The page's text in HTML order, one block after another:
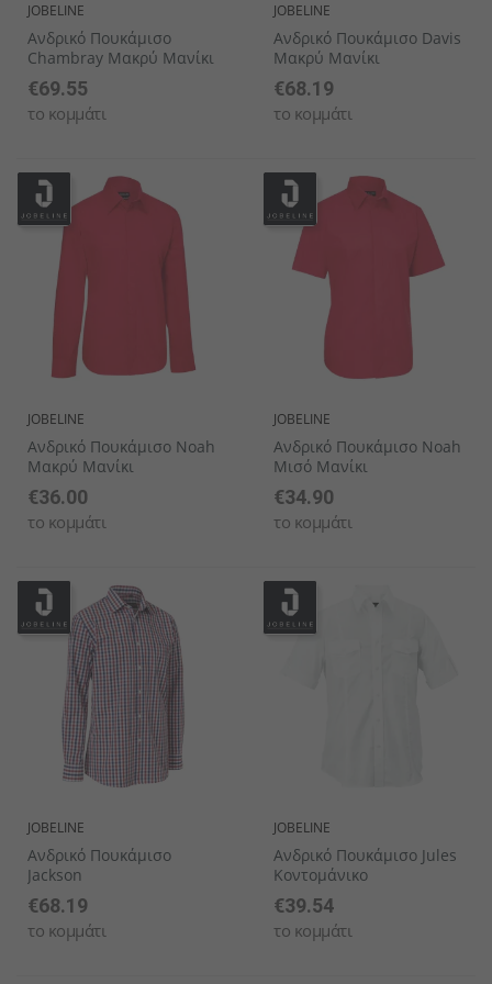
JOBELINE
Ανδρικό Πουκάμισο
Chambray Μακρύ Μανίκι
€69.55
το κομμάτι
JOBELINE
Ανδρικό Πουκάμισο Davis
Μακρύ Μανίκι
€68.19
το κομμάτι
JOBELINE
Ανδρικό Πουκάμισο Noah
Μακρύ Μανίκι
€36.00
το κομμάτι
JOBELINE
Ανδρικό Πουκάμισο Noah
Μισό Μανίκι
€34.90
το κομμάτι
JOBELINE
Ανδρικό Πουκάμισο
Jackson
€68.19
το κομμάτι
JOBELINE
Ανδρικό Πουκάμισο Jules
Κοντομάνικο
€39.54
το κομμάτι